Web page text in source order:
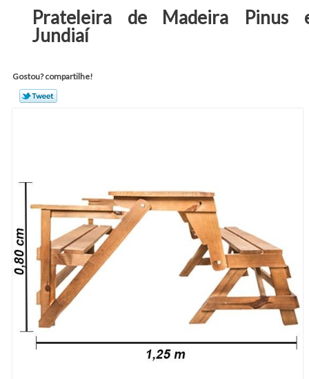
Prateleira de Madeira Pinus
Jundiaí
Gostou? compartilhe!